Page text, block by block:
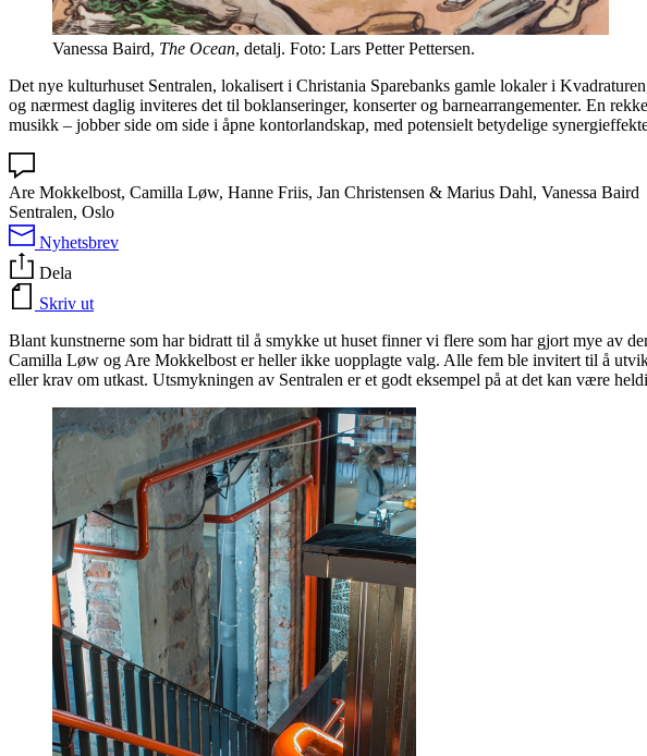
Vanessa Baird, The Ocean, detalj. Foto: Lars Petter Pettersen.
Det nye kulturhuset Sentralen, lokalisert i Christania Sparebanks gamle lokaler i
og nærmest daglig inviteres det til boklanseringer, konserter og barnearrangementer. En
musikk – jobber side om side i åpne kontorlandskap, med potensielt betydelige
Are Mokkelbost, Camilla Løw, Hanne Friis, Jan Christensen & Marius Dahl, Vanessa Baird
Sentralen, Oslo
Nyhetsbrev
Dela
Skriv ut
Blant kunstnerne som har bidratt til å smykke ut huset finner vi flere som har gjort mye av
Camilla Løw og Are Mokkelbost er heller ikke uopplagte valg. Alle fem ble invitert til å
eller krav om utkast. Utsmykningen av Sentralen er et godt eksempel på at det kan være